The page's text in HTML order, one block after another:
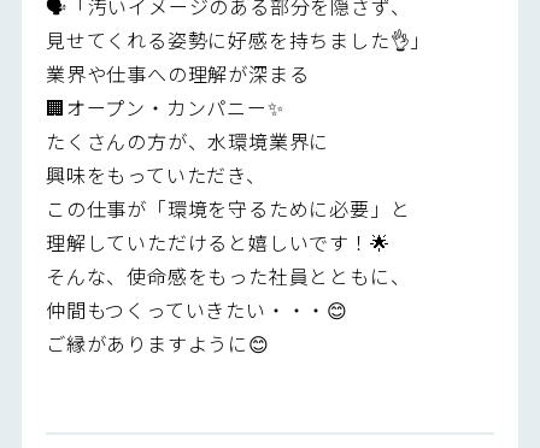
見せてくれる姿勢に好感を持ちました👌」
業界や仕事への理解が深まる
🏢オープン・カンパニー✨
たくさんの方が、水環境業界に
興味をもっていただき、
この仕事が「環境を守るために必要」と
理解していただけると嬉しいです！🌟
そんな、使命感をもった社員とともに、
仲間もつくっていきたい・・・😊
ご縁がありますように😊